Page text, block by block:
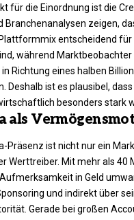
für die Einordnung ist die
Branchenanalysen zeigen,
entscheidend für
während Marktbeobachter
Richtung eines halben
Deshalb ist es plausibel,
besonders stark
als
Präsenz ist nicht nur ein
Werttreiber. Mit mehr als 40
in Geld
und indirekt über
Gerade bei großen